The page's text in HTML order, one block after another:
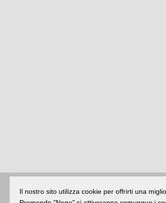
Buongiorno Rimini
Il nostro sito utilizza cookie per offrirti una